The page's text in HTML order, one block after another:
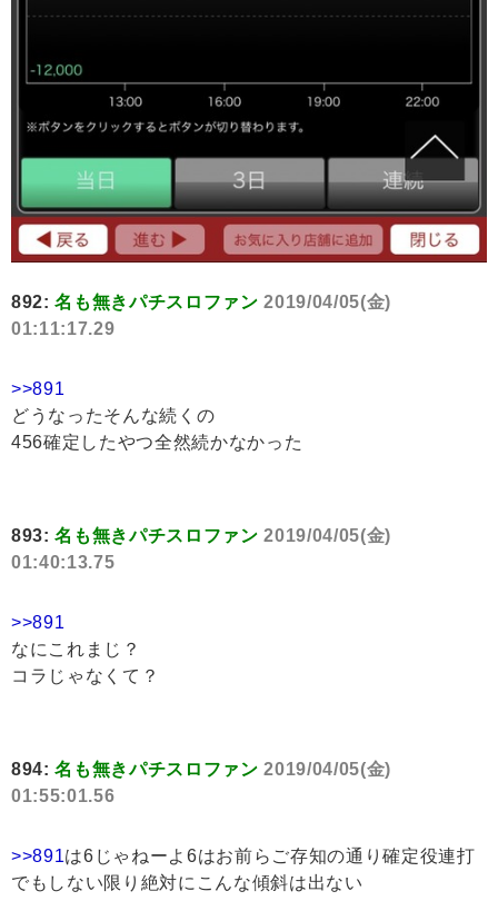
892:名も無きパチスロファン 2019/04/05(金)
01:11:17.29
>>891
どうなったそんな続くの
456確定したやつ全然続かなかった
893:名も無きパチスロファン 2019/04/05(金)
01:40:13.75
>>891
なにこれまじ？
コラじゃなくて？
894:名も無きパチスロファン 2019/04/05(金)
01:55:01.56
>>891は6じゃねーよ6はお前らご存知の通り確定役連打
でもしない限り絶対にこんな傾斜は出ない